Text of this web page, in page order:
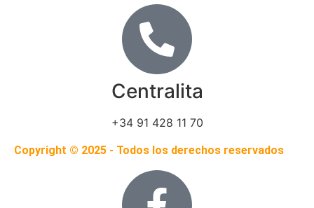
Centralita
+34 91 428 11 70
Copyright © 2025 - Todos los derechos reservados